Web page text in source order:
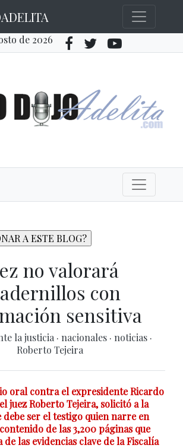
de 2026
no valorará
con
sensitiva
la justicia · nacionales · noticias ·
Roberto Tejeira
oral contra el expresidente Ricardo
juez Roberto Tejeira, solicitó a la
debe ser el testigo quien narre en
de las 3,200 páginas que
las evidencias clave de la Fiscalía